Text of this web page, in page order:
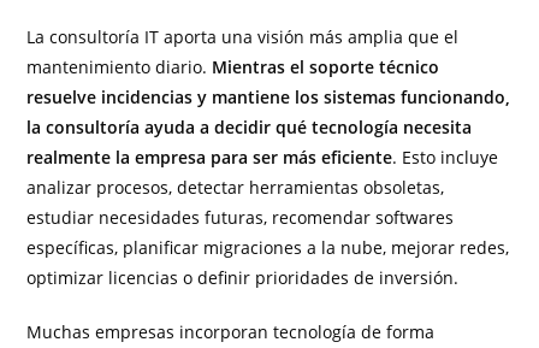
La consultoría IT aporta una visión más amplia que el
mantenimiento diario. Mientras el soporte técnico
resuelve incidencias y mantiene los sistemas funcionando,
la consultoría ayuda a decidir qué tecnología necesita
realmente la empresa para ser más eficiente. Esto incluye
analizar procesos, detectar herramientas obsoletas,
estudiar necesidades futuras, recomendar softwares
específicas, planificar migraciones a la nube, mejorar redes,
optimizar licencias o definir prioridades de inversión.
Muchas empresas incorporan tecnología de forma